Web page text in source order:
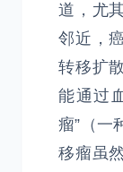
道，尤
邻近，
转移扩
能通过
瘤”（一
移瘤虽